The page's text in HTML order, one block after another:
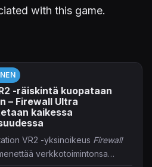
with this game.
-räiskintä kuopataan
– Firewall Ultra
kaikessa
VR2 -yksinoikeus Firewall
verkkotoimintonsa